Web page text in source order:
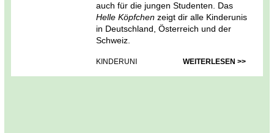
auch für die jungen Studenten. Das
Helle Köpfchen zeigt dir alle Kinderunis
in Deutschland, Österreich und der
Schweiz.
KINDERUNI WEITERLESEN >>